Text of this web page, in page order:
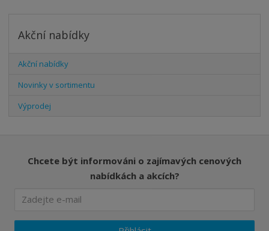
Akční nabídky
Akční nabídky
Novinky v sortimentu
Výprodej
Chcete být informováni o zajímavých cenových
nabídkách a akcích?